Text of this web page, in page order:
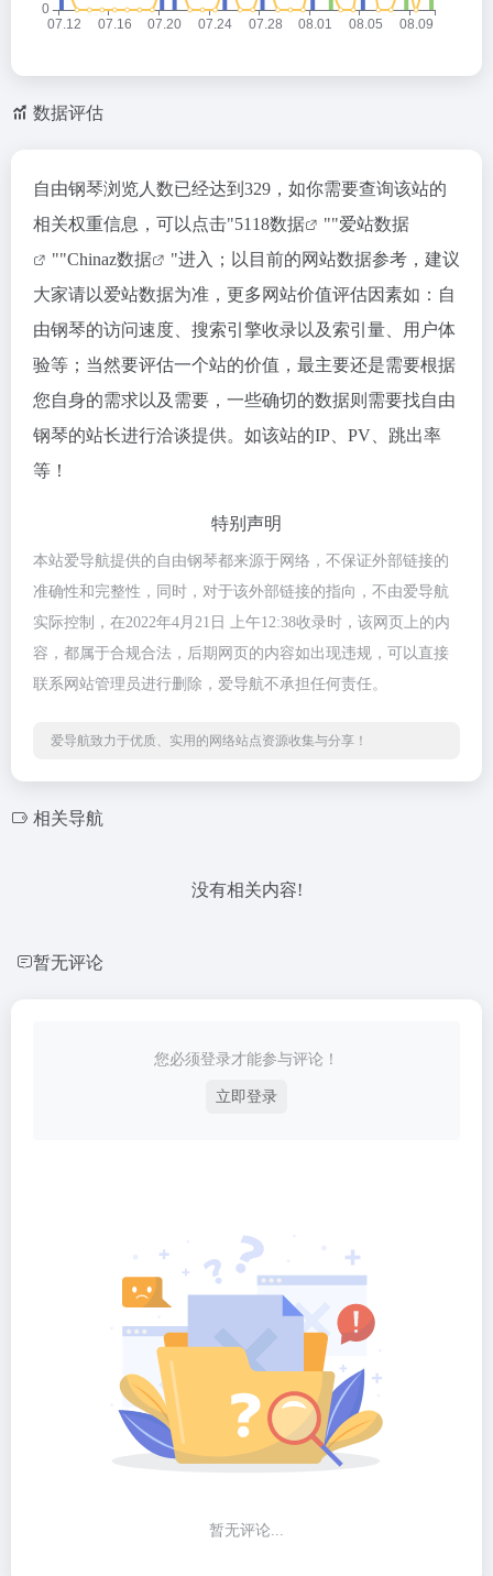
数据评估
自由钢琴浏览人数已经达到329，如你需要查询该站的
相关权重信息，可以点击"5118数据 ""爱站数据
""Chinaz数据
"进入；以目前的网站数据参考，建议
大家请以爱站数据为准，更多网站价值评估因素如：自
由钢琴的访问速度、搜索引擎收录以及索引量、用户体
验等；当然要评估一个站的价值，最主要还是需要根据
您自身的需求以及需要，一些确切的数据则需要找自由
钢琴的站长进行洽谈提供。如该站的IP、PV、跳出率
等！
特别声明
本站爱导航提供的自由钢琴都来源于网络，不保证外部链接的
准确性和完整性，同时，对于该外部链接的指向，不由爱导航
实际控制，在2022年4月21日 上午12:38收录时，该网页上的内
容，都属于合规合法，后期网页的内容如出现违规，可以直接
联系网站管理员进行删除，爱导航不承担任何责任。
爱导航致力于优质、实用的网络站点资源收集与分享！
相关导航
没有相关内容!
暂无评论
您必须登录才能参与评论！
立即登录
暂无评论...